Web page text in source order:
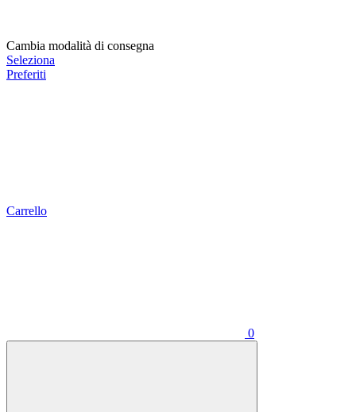
Cambia modalità di consegna
Seleziona
Preferiti
Carrello
0